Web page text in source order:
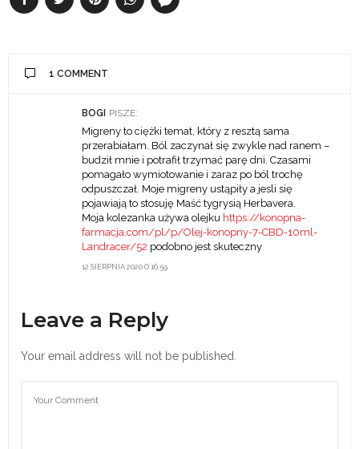
1 COMMENT
BOGI PISZE:
12 SIERPNIA 2020 O 16:59
Migreny to ciężki temat, który z resztą sama
przerabiałam. Ból zaczynał się zwykle nad ranem –
budził mnie i potrafił trzymać parę dni. Czasami
pomagało wymiotowanie i zaraz po ból trochę
odpuszczał. Moje migreny ustąpiły a jesli się
pojawiają to stosuję Maść tygrysią Herbavera.
Moja kolezanka używa olejku https://konopna-
farmacja.com/pl/p/Olej-konopny-7-CBD-10ml-
Landracer/52 podobno jest skuteczny
Leave a Reply
Your email address will not be published.